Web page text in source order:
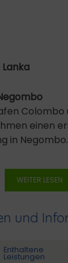
Lanka
Colombo
einen
in
WEITER LESEN
und
Enthaltene
Leistungen